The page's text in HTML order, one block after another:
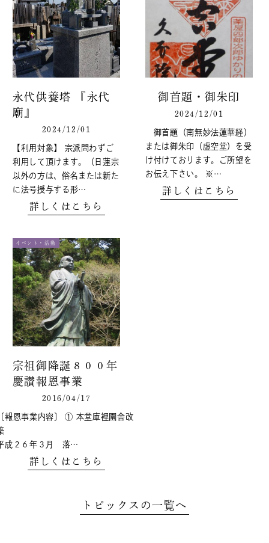
永代供養塔 『永代
廟』
2024/12/01
【利用対象】 宗派問わずご
利用して頂けます。（日蓮宗
以外の方は、俗名または新た
に法号授与する形…
詳しくはこちら
御首題・御朱印
2024/12/01
御首題（南無妙法蓮華経）
または御朱印（虚空堂）を受
け付けております。ご所望を
お伝え下さい。 ※…
詳しくはこちら
イベント・活動
宗祖御降誕８００年
慶讃報恩事業
2016/04/17
報恩事業内容〕 ① 本堂庫裡園舎改
成２６年３月 落…
詳しくはこちら
トピックスの一覧へ